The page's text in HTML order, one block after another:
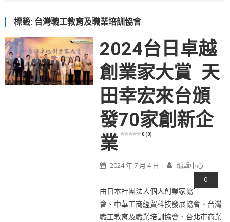
標籤: 台灣職工教育及職業培訓協會
2024台日卓越
創業家大賞 天
田幸宏來台頒
發70家創新企
業
0 (0)
2024 年 7 月 4 日 編輯中心
0
由日本社團法人個人創業家協
會、中華工商經貿科技發展協會、台灣
職工教育及職業培訓協會、台北市商業